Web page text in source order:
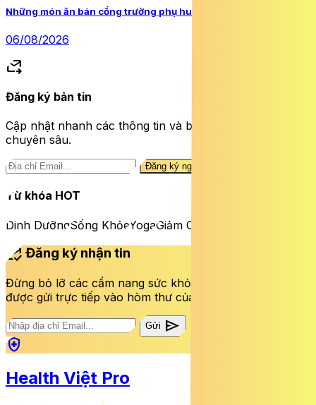
Những món ăn bán cổng trường phụ huynh cần lưu ý
06/08/2026
forward_to_inbox
Đăng ký bản tin
Cập nhật nhanh các thông tin và bài viết sức khỏe
chuyên sâu.
Đăng ký ngay
Từ khóa HOT
Dinh DưỡngSống KhỏeYogaGiảm Cân
mark_email_read Đăng ký nhận tin
Đừng bỏ lỡ các cẩm nang sức khỏe và bài viết mới nhất
được gửi trực tiếp vào hòm thư của bạn mỗi tuần.
Gửi send
health_and_safety
Health Việt Pro